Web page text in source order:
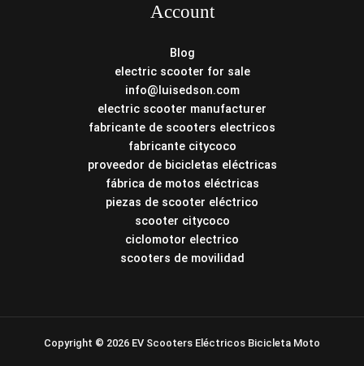
Account
Blog
electric scooter for sale
info@luisedson.com
electric scooter manufacturer
fabricante de scooters electricos
fabricante citycoco
proveedor de bicicletas eléctricas
fábrica de motos eléctricas
piezas de scooter eléctrico
scooter citycoco
ciclomotor electrico
scooters de movilidad
Copyright © 2026 EV Scooters Eléctricos Bicicleta Moto